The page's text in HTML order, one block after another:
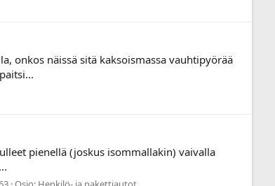
onkos näissä sitä kaksoismassa vauhtipyörää
pienellä (joskus isommallakin) vaivalla